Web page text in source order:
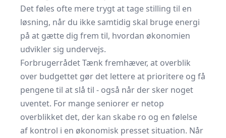
Det føles ofte mere trygt at tage stilling til en
løsning, når du ikke samtidig skal bruge energi
på at gætte dig frem til, hvordan økonomien
udvikler sig undervejs.
Forbrugerrådet Tænk fremhæver, at overblik
over budgettet gør det lettere at prioritere og få
pengene til at slå til - også når der sker noget
uventet. For mange seniorer er netop
overblikket det, der kan skabe ro og en følelse
af kontrol i en økonomisk presset situation. Når